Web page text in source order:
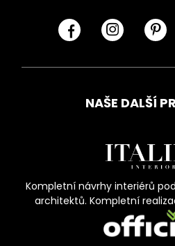
NAŠE DALŠÍ
Kompletní návrhy interiérů
architektů. Kompletní